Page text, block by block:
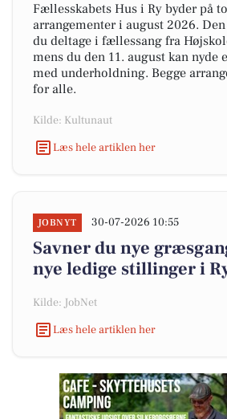
Fællesskabets Hus i Ry byder på
arrangementer i august 2026.
du deltage i fællessang fra
mens du den 11. august kan
med underholdning. Begge
for alle.
Kilde: Kultunaut
Læs hele artiklen her
JOBNYT 30-07-2026 10:55
Savner du nye
nye ledige stillinger i
Kilde: JobNet
Læs hele artiklen her